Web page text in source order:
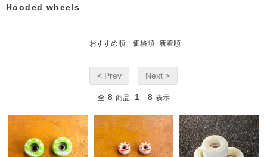
Hooded wheels
おすすめ順 価格順 新着順
< Prev Next >
全 8 商品 1 - 8 表示